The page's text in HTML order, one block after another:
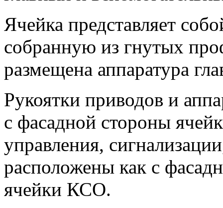
Ячейка представляет
собранную из гнутых
размещена аппаратура
Рукоятки приводов и
с фасадной стороны
управления,
расположены как с
ячейки КСО.